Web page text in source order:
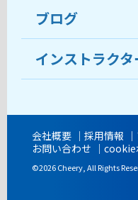
目的から講座
教室ブログ
開講時間
受講までの流れ
よくあるご質問
ブログ
インストラク
会社概要 採用情報
お問い合わせ
cookie
©2026 Cheery, All Rights